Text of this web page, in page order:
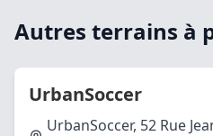
Autres terrains à
UrbanSoccer
UrbanSoccer, 52 Rue